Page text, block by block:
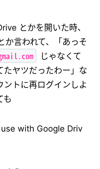
とかを開いた時、
か言われて、「あっそ
じゃなくて
たヤツだったわー」な
ントに再ログインしよ
も
with Google Driv